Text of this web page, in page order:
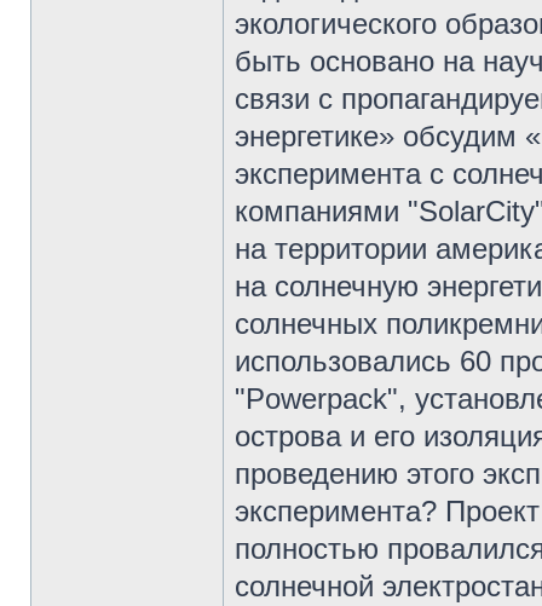
экологического
быть основано на
связи с
энергетике» обсудим
эксперимента с
компаниями
на территории
на солнечную
солнечных
использовались 60
"Powerpack",
острова и его
проведению этого
эксперимента?
полностью
солнечной